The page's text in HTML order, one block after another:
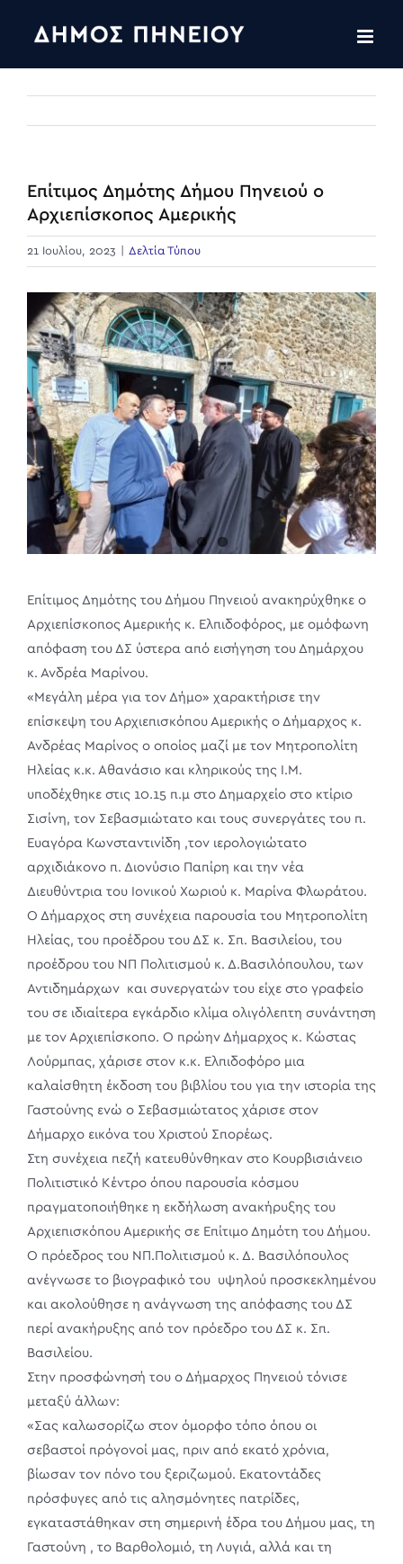
Επίτιμος Δημότης Δήμου Πηνειού ο
Αρχιεπίσκοπος Αμερικής
21 Ιουλίου, 2023 Δελτία Τύπου
View
Larger
Image
Επίτιμος Δημότης του Δήμου Πηνειού ανακηρύχθηκε ο
Αρχιεπίσκοπος Αμερικής κ. Ελπιδοφόρος, με ομόφωνη
απόφαση του ΔΣ ύστερα από εισήγηση του Δημάρχου
κ. Ανδρέα Μαρίνου.
«Μεγάλη μέρα για τον Δήμο» χαρακτήρισε την
επίσκεψη του Αρχιεπισκόπου Αμερικής ο Δήμαρχος κ.
Ανδρέας Μαρίνος ο οποίος μαζί με τον Μητροπολίτη
Ηλείας κ.κ. Αθανάσιο και κληρικούς της Ι.Μ.
υποδέχθηκε στις 10.15 π.μ στο Δημαρχείο στο κτίριο
Σισίνη, τον Σεβασμιώτατο και τους συνεργάτες του π.
Ευαγόρα Κωνσταντινίδη ,τον ιερολογιώτατο
αρχιδιάκονο π. Διονύσιο Παπίρη και την νέα
Διευθύντρια του Ιονικού Χωριού κ. Μαρίνα Φλωράτου.
Ο Δήμαρχος στη συνέχεια παρουσία του Μητροπολίτη
Ηλείας, του προέδρου του ΔΣ κ. Σπ. Βασιλείου, του
προέδρου του ΝΠ Πολιτισμού κ. Δ.Βασιλόπουλου, των
Αντιδημάρχων και συνεργατών του είχε στο γραφείο
του σε ιδιαίτερα εγκάρδιο κλίμα ολιγόλεπτη συνάντηση
με τον Αρχιεπίσκοπο. Ο πρώην Δήμαρχος κ. Κώστας
Λούρμπας, χάρισε στον κ.κ. Ελπιδοφόρο μια
καλαίσθητη έκδοση του βιβλίου του για την ιστορία της
Γαστούνης ενώ ο Σεβασμιώτατος χάρισε στον
Δήμαρχο εικόνα του Χριστού Σπορέως.
Στη συνέχεια πεζή κατευθύνθηκαν στο Κουρβισιάνειο
Πολιτιστικό Κέντρο όπου παρουσία κόσμου
πραγματοποιήθηκε η εκδήλωση ανακήρυξης του
Αρχιεπισκόπου Αμερικής σε Επίτιμο Δημότη του Δήμου.
Ο πρόεδρος του ΝΠ.Πολιτισμού κ. Δ. Βασιλόπουλος
ανέγνωσε το βιογραφικό του υψηλού προσκεκλημένου
και ακολούθησε η ανάγνωση της απόφασης του ΔΣ
περί ανακήρυξης από τον πρόεδρο του ΔΣ κ. Σπ.
Βασιλείου.
Στην προσφώνησή του ο Δήμαρχος Πηνειού τόνισε
μεταξύ άλλων:
«Σας καλωσορίζω στον όμορφο τόπο όπου οι
σεβαστοί πρόγονοί μας, πριν από εκατό χρόνια,
βίωσαν τον πόνο του ξεριζωμού. Εκατοντάδες
πρόσφυγες από τις αλησμόνητες πατρίδες,
εγκαταστάθηκαν στη σημερινή έδρα του Δήμου μας, τη
Γαστούνη , το Βαρθολομιό, τη Λυγιά, αλλά και τη